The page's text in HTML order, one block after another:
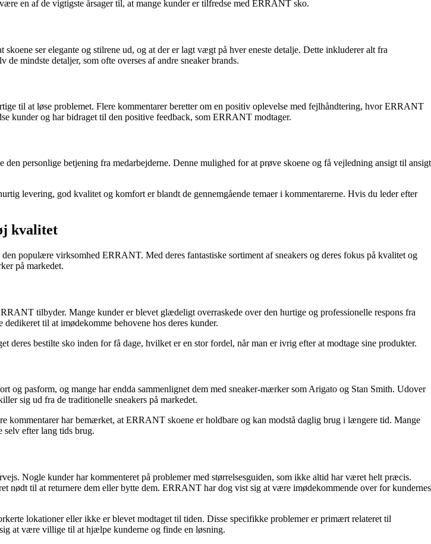
en af de vigtigste årsager til, at mange kunder er tilfredse med ERRANT sko.
ser elegante og stilrene ud, og at der er lagt vægt på hver eneste detalje. Dette inkluderer alt fra
mindste detaljer, som ofte overses af andre sneaker brands.
til at løse problemet. Flere kommentarer beretter om en positiv oplevelse med fejlhåndtering, hvor ERRANT
kunder og har bidraget til den positive feedback, som ERRANT modtager.
personlige betjening fra medarbejderne. Denne mulighed for at prøve skoene og få vejledning ansigt til ansigt
levering, god kvalitet og komfort er blandt de gennemgående temaer i kommentarerne. Hvis du leder efter
kvalitet
populære virksomhed ERRANT. Med deres fantastiske sortiment af sneakers og deres fokus på kvalitet og
på markedet.
tilbyder. Mange kunder er blevet glædeligt overraskede over den hurtige og professionelle respons fra
til at imødekomme behovene hos deres kunder.
deres bestilte sko inden for få dage, hvilket er en stor fordel, når man er ivrig efter at modtage sine produkter.
pasform, og mange har endda sammenlignet dem med sneaker-mærker som Arigato og Stan Smith. Udover
sig ud fra de traditionelle sneakers på markedet.
har bemærket, at ERRANT skoene er holdbare og kan modstå daglig brug i længere tid. Mange
selv efter lang tids brug.
Nogle kunder har kommenteret på problemer med størrelsesguiden, som ikke altid har været helt præcis.
nødt til at returnere dem eller bytte dem. ERRANT har dog vist sig at være imødekommende over for kundernes
lokationer eller ikke er blevet modtaget til tiden. Disse specifikke problemer er primært relateret til
at være villige til at hjælpe kunderne og finde en løsning.